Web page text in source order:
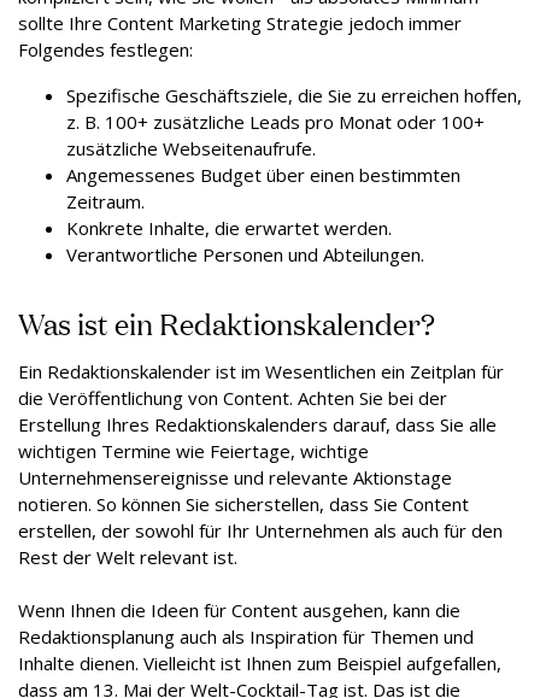
sollte Ihre Content Marketing Strategie jedoch immer
Folgendes festlegen:
Spezifische Geschäftsziele, die Sie zu erreichen hoffen,
z. B. 100+ zusätzliche Leads pro Monat oder 100+
zusätzliche Webseitenaufrufe.
Angemessenes Budget über einen bestimmten
Zeitraum.
Konkrete Inhalte, die erwartet werden.
Verantwortliche Personen und Abteilungen.
Was ist ein Redaktionskalender?
Ein Redaktionskalender ist im Wesentlichen ein Zeitplan für
die Veröffentlichung von Content. Achten Sie bei der
Erstellung Ihres Redaktionskalenders darauf, dass Sie alle
wichtigen Termine wie Feiertage, wichtige
Unternehmensereignisse und relevante Aktionstage
notieren. So können Sie sicherstellen, dass Sie Content
erstellen, der sowohl für Ihr Unternehmen als auch für den
Rest der Welt relevant ist.
Wenn Ihnen die Ideen für Content ausgehen, kann die
Redaktionsplanung auch als Inspiration für Themen und
Inhalte dienen. Vielleicht ist Ihnen zum Beispiel aufgefallen,
dass am 13. Mai der Welt-Cocktail-Tag ist. Das ist die